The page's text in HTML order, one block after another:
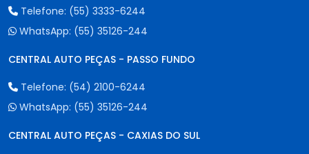
Telefone: (55) 3333-6244
WhatsApp: (55) 35126-244
CENTRAL AUTO PEÇAS - PASSO FUNDO
Telefone: (54) 2100-6244
WhatsApp: (55) 35126-244
CENTRAL AUTO PEÇAS - CAXIAS DO SUL